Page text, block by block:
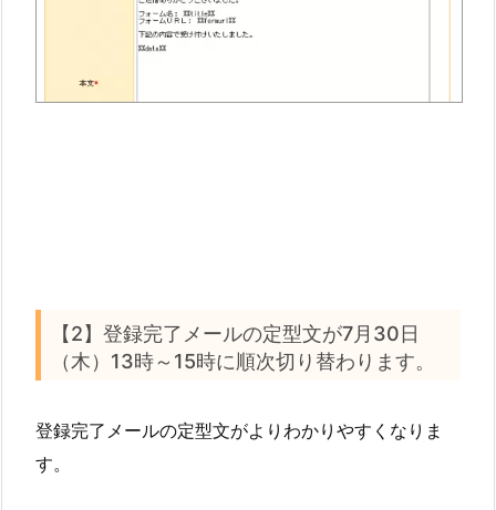
【2】登録完了メールの定型文が7月30日
（木）13時～15時に順次切り替わります。
登録完了メールの定型文がよりわかりやすくなりま
す。